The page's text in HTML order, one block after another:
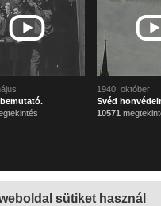
1940. október
Svéd
10571
sütiket használ